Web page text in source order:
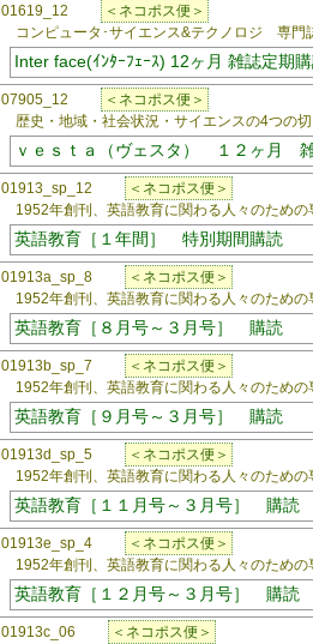
01619_12
＜ネコポス便＞
コンピュータ･サイエンス&テクノロジ 専門
Inter face(ｲﾝﾀｰﾌｪｰｽ) 12ヶ月 雑誌定期
07905_12
＜ネコポス便＞
歴史・地域・社会状況・サイエンスの4つの
ｖｅｓｔａ（ヴェスタ） １２ヶ月
01913_sp_12
＜ネコポス便＞
1952年創刊、英語教育に関わる人々のための
英語教育［１年間］ 特別期間購読
01913a_sp_8
＜ネコポス便＞
1952年創刊、英語教育に関わる人々のための
英語教育［８月号～３月号］ 購読
01913b_sp_7
＜ネコポス便＞
1952年創刊、英語教育に関わる人々のための
英語教育［９月号～３月号］ 購読
01913d_sp_5
＜ネコポス便＞
1952年創刊、英語教育に関わる人々のための
英語教育［１１月号～３月号］ 購読
01913e_sp_4
＜ネコポス便＞
1952年創刊、英語教育に関わる人々のための
英語教育［１２月号～３月号］ 購読
01913c_06
＜ネコポス便＞